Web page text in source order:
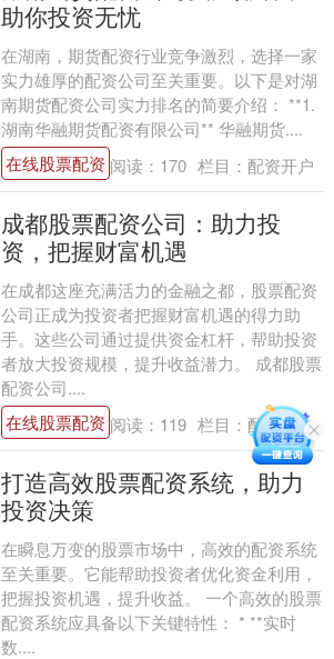
助你投资无忧
在湖南，期货配资行业竞争激烈，选择一家
实力雄厚的配资公司至关重要。以下是对湖
南期货配资公司实力排名的简要介绍： **1.
湖南华融期货配资有限公司** 华融期货....
在线股票配资 阅读： 170 栏目： 配资开户
成都股票配资公司：助力投
资，把握财富机遇
在成都这座充满活力的金融之都，股票配资
公司正成为投资者把握财富机遇的得力助
手。这些公司通过提供资金杠杆，帮助投资
者放大投资规模，提升收益潜力。 成都股票
配资公司....
在线股票配资 阅读： 119 栏目： 配资开户
打造高效股票配资系统，助力
投资决策
在瞬息万变的股票市场中，高效的配资系统
至关重要。它能帮助投资者优化资金利用，
把握投资机遇，提升收益。 一个高效的股票
配资系统应具备以下关键特性： * **实时
数....